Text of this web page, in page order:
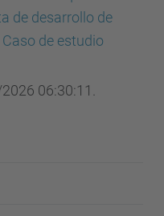
de desarrollo de
de estudio
06:30:11.